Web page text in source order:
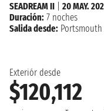
Exteriór desde
$120,112
SEADREAM II
20 MAY.
Duración: 7 noches
Salida desde: Portsmouth